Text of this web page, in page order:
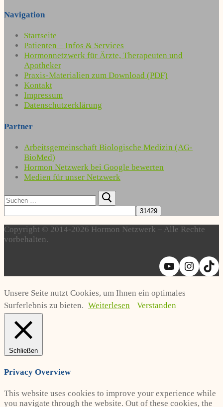
Navigation
Startseite
Patienten – Infos & Services
Hormonnetzwerk für Ärzte, Therapeuten und
Apotheker
Praxis-Materialien zum Download (PDF)
Kontakt
Impressum
Datenschutzerklärung
Partner
Arbeitsgemeinschaft Biologische Medizin (AG-
BioMed)
Hormon Netzwerk bei Google bewerten
Medien für unser Netzwerk
Suchen
nach:
Copyright © 2014-2026 Hormon Netzwerk – Alle Rechte
vorbehalten.
YouTube
Unsere Seite nutzt Cookies, um Ihnen ein optimales
Surferlebnis zu bieten. Weiterlesen Verstanden
Schließen
Privacy Overview
This website uses cookies to improve your experience while
you navigate through the website. Out of these cookies, the